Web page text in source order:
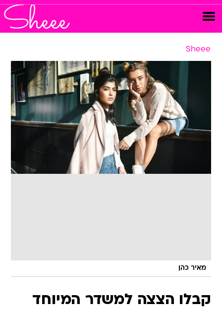
Sheee
מאיר כהן
קבלו הצצה למשדר המיוחד